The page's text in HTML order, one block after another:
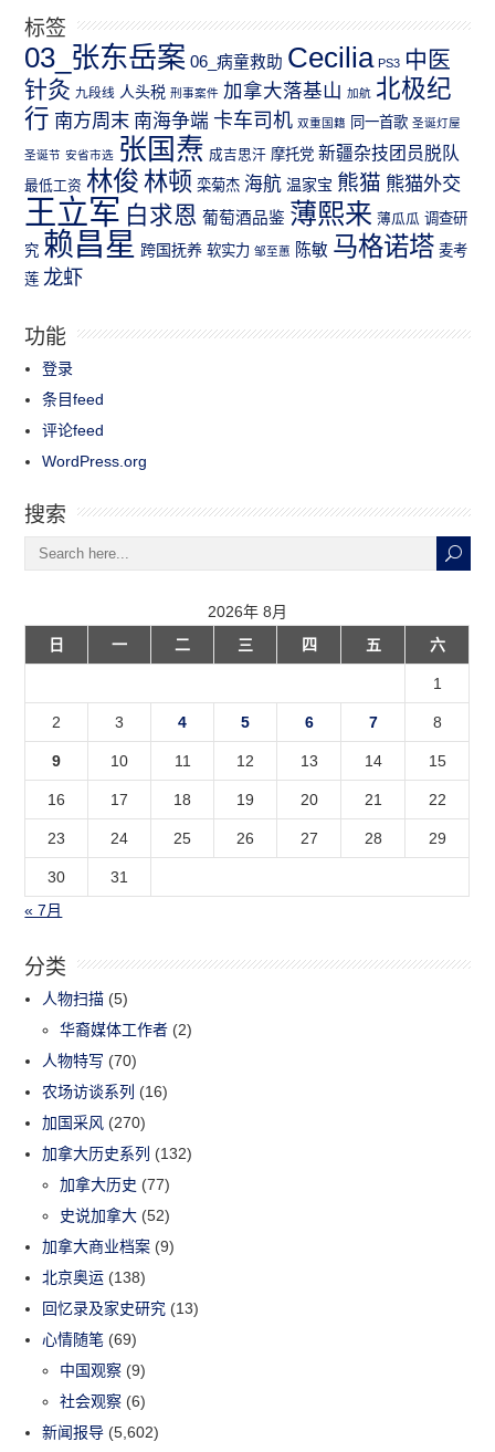
标签
03_张东岳案 06_病童救助 Cecilia PS3 中医
针灸 九段线 人头税 刑事案件 加拿大落基山 加航 北极纪
行 南方周末 南海争端 卡车司机 双重国籍 同一首歌 圣诞灯屋
圣诞节 安省市选 张国焘 成吉思汗 摩托党 新疆杂技团员脱队
最低工资 林俊 林顿 栾菊杰 海航 温家宝 熊猫 熊猫外交
王立军 白求恩 葡萄酒品鉴 薄熙来 薄瓜瓜 调查研
究 赖昌星 跨国抚养 软实力 邹至蕙 陈敏 马格诺塔 麦考
莲 龙虾
功能
登录
条目feed
评论feed
WordPress.org
搜索
2026年 8月
日
一 二 三 四 五 六
1
2 3 4 5 6 7 8
9 10 11 12 13 14 15
16 17 18 19 20 21 22
23 24 25 26 27 28 29
30
31
« 7月
分类
人物扫描 (5)
华裔媒体工作者 (2)
人物特写 (70)
农场访谈系列 (16)
加国采风 (270)
加拿大历史系列 (132)
加拿大历史 (77)
史说加拿大 (52)
加拿大商业档案 (9)
北京奥运 (138)
回忆录及家史研究 (13)
心情随笔 (69)
中国观察 (9)
社会观察 (6)
新闻报导 (5,602)